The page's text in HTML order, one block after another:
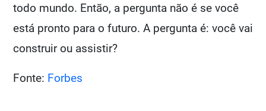
todo mundo. Então, a pergunta não é se você
está pronto para o futuro. A pergunta é: você vai
construir ou assistir?
Fonte: Forbes